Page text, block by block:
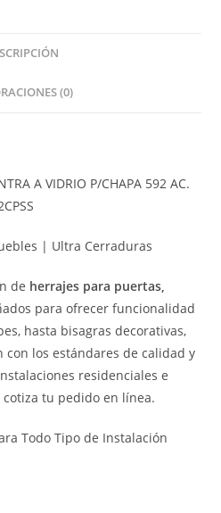
(0)
A VIDRIO P/CHAPA 592 AC.
| Ultra Cerraduras
de herrajes para puertas,
para ofrecer funcionalidad
hasta bisagras decorativas,
los estándares de calidad y
residenciales e
tu pedido en línea.
Todo Tipo de Instalación